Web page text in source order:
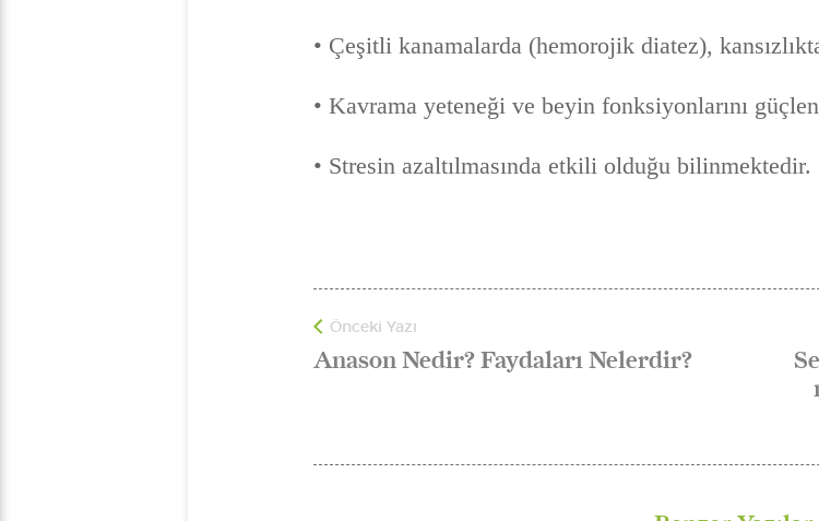
• Çeşitli kanamalarda (hemorojik diatez),
• Kavrama yeteneği ve beyin fonksiyonlarını
• Stresin azaltılmasında etkili olduğu bilinmektedir.
Önceki Yazı
Anason Nedir? Faydaları Nelerdir?